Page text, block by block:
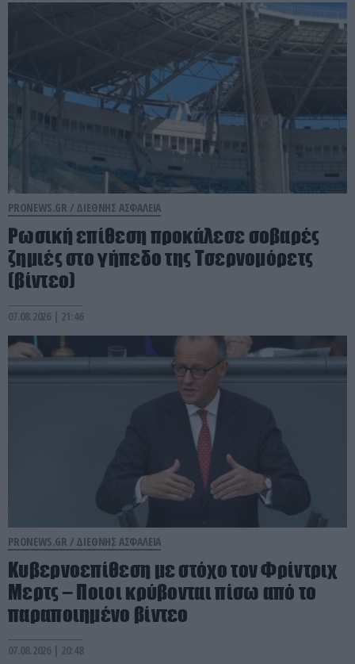
PRONEWS.GR / ΔΙΕΘΝΗΣ ΑΣΦΑΛΕΙΑ
Ρωσική επίθεση προκάλεσε σοβαρές
ζημιές στο γήπεδο της Τσερνομόρετς
(βίντεο)
07.08.2026 | 21:46
PRONEWS.GR / ΔΙΕΘΝΗΣ ΑΣΦΑΛΕΙΑ
Κυβερνοεπίθεση με στόχο τον Φρίντριχ
Μερτς – Ποιοι κρύβονται πίσω από το
παραποιημένο βίντεο
07.08.2026 | 20:48